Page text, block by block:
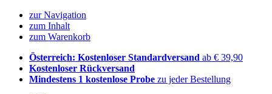
zur Navigation
zum Inhalt
zum Warenkorb
Österreich: Kostenloser Standardversand ab € 39,90
Kostenloser Rückversand
Mindestens 1 kostenlose Probe zu jeder Bestellung